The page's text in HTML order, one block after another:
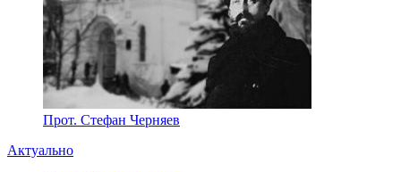
Прот. Стефан Черняев
Актуально